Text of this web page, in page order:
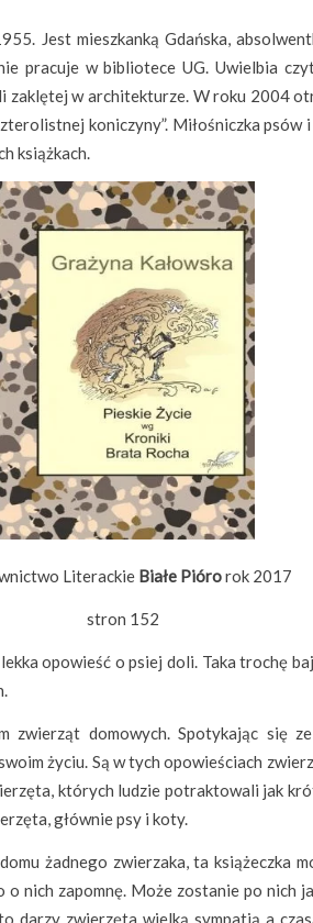
Jest mieszkanką Gdańska,
pracuje w bibliotece UG. Uwielbia
zaklętej w architekturze. W roku 2004
koniczyny”. Miłośniczka
książkach.
LiterackieBiałe Piórorok 2017
stron 152
opowieść o psiej doli. Taka trochę
domowych. Spotykając się
życiu. Są w tych opowieściach
których ludzie potraktowali jak
głównie psy i koty.
żadnego zwierzaka, ta książeczka
nich zapomnę. Może zostanie po nich
darzy zwierzęta wielką sympatią a